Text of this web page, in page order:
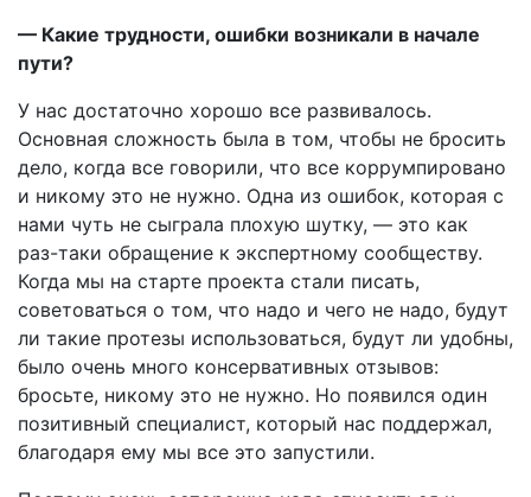
— Какие трудности, ошибки возникали в начале
пути?
У нас достаточно хорошо все развивалось.
Основная сложность была в том, чтобы не бросить
дело, когда все говорили, что все коррумпировано
и никому это не нужно. Одна из ошибок, которая с
нами чуть не сыграла плохую шутку, — это как
раз-таки обращение к экспертному сообществу.
Когда мы на старте проекта стали писать,
советоваться о том, что надо и чего не надо, будут
ли такие протезы использоваться, будут ли удобны,
было очень много консервативных отзывов:
бросьте, никому это не нужно. Но появился один
позитивный специалист, который нас поддержал,
благодаря ему мы все это запустили.